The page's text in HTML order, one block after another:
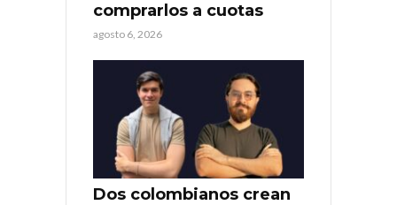
comprarlos a cuotas
agosto 6, 2026
Dos colombianos crean